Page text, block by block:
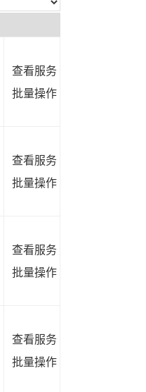
查看服务
批量操作
查看服务
批量操作
查看服务
批量操作
查看服务
批量操作